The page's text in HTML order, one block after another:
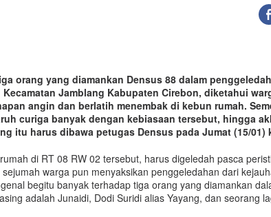
orang yang diamankan Densus 88 dalam
Kecamatan Jamblang Kabupaten Cirebon, diketahui
angin dan berlatih menembak di kebun rumah.
curiga banyak dengan kebiasaan tersebut, hingga
itu harus dibawa petugas Densus pada Jumat (15/01)
di RT 08 RW 02 tersebut, harus digeledah pasca
warga pun menyaksikan penggeledahan dari
begitu banyak terhadap tiga orang yang diamankan
adalah Junaidi, Dodi Suridi alias Yayang, dan seorang